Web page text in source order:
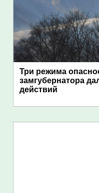
Три режима
замгубернатора
действий